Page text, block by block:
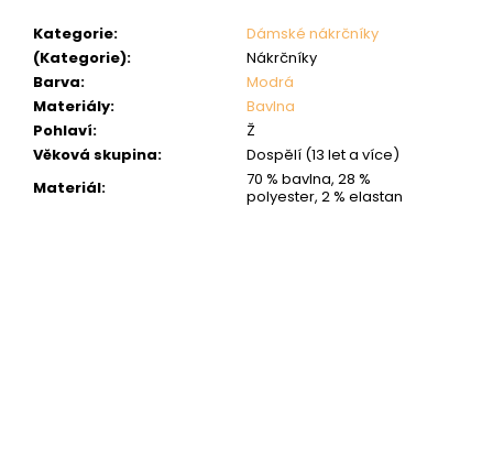
Kategorie:
Dámské nákrčníky
(Kategorie):
Nákrčníky
Barva:
Modrá
Materiály:
Bavlna
Pohlaví:
Ž
Věková skupina:
Dospělí (13 let a více)
Materiál:
70 % bavlna, 28 %
polyester, 2 % elastan